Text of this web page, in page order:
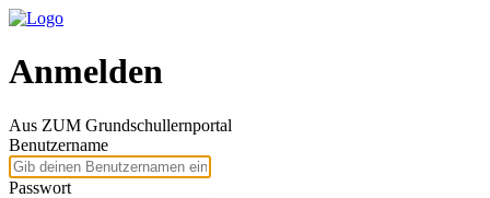
Anmelden
Aus ZUM Grundschullernportal
Benutzername
Passwort